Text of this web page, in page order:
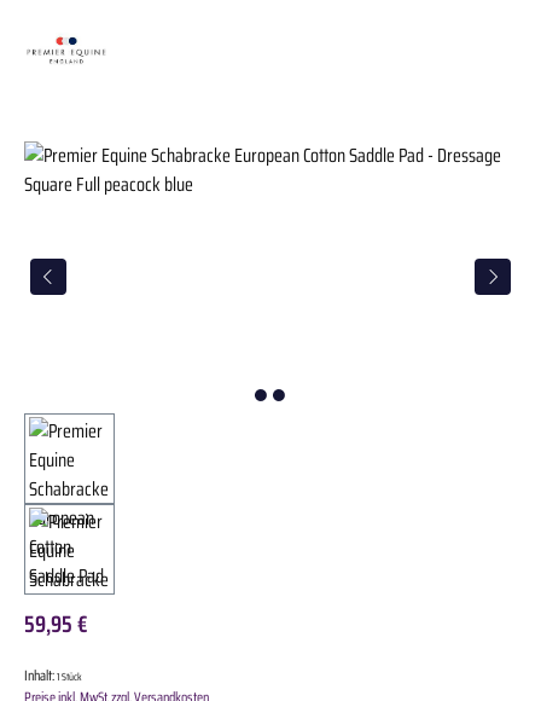
Bildergalerie überspringen
59,95 €
Inhalt:1 Stück